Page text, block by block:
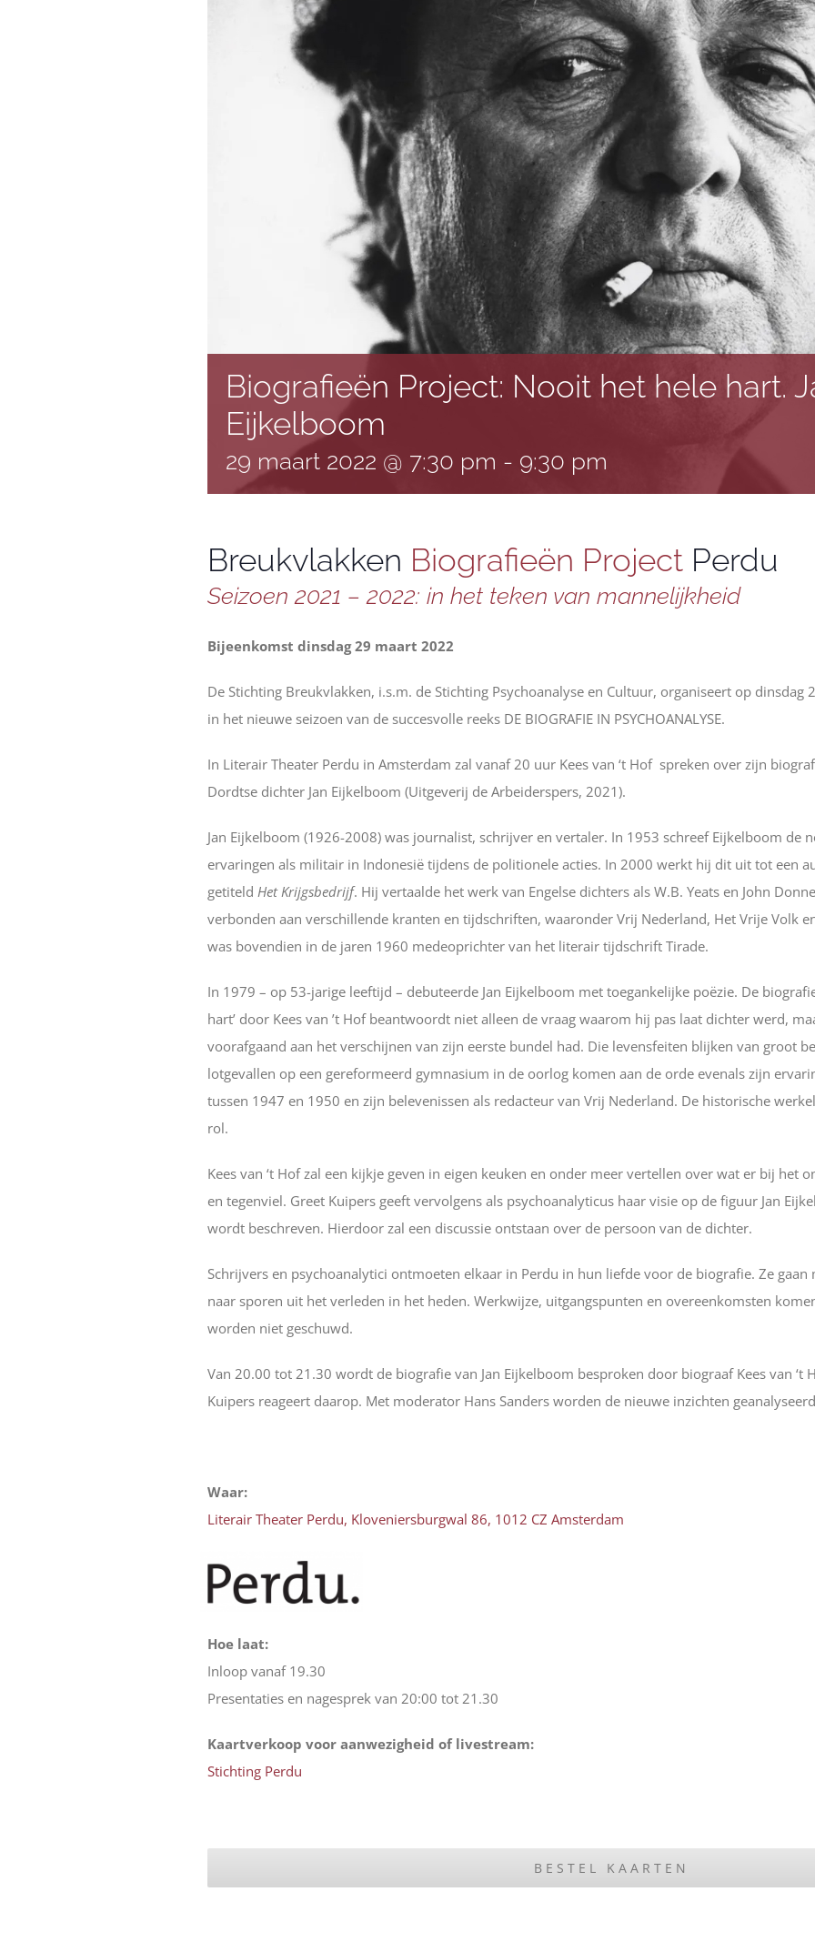
Biografieën Project: Nooit het hele hart.
Eijkelboom
29 maart 2022 @ 7:30 pm - 9:30 pm
Breukvlakken Biografieën Project Perdu
Seizoen 2021 – 2022: in het teken van mannelijkheid
Bijeenkomst dinsdag 29 maart 2022
De Stichting Breukvlakken, i.s.m. de Stichting Psychoanalyse en Cultuur, organiseert op
in het nieuwe seizoen van de succesvolle reeks DE BIOGRAFIE IN PSYCHOANALYSE.
In Literair Theater Perdu in Amsterdam zal vanaf 20 uur Kees van ‘t Hof spreken over zijn
Dordtse dichter Jan Eijkelboom (Uitgeverij de Arbeiderspers, 2021).
Jan Eijkelboom (1926-2008) was journalist, schrijver en vertaler. In 1953 schreef Eijkelboom de
ervaringen als militair in Indonesië tijdens de politionele acties. In 2000 werkt hij dit uit tot een
getiteldHet Krijgsbedrijf. Hij vertaalde het werk van Engelse dichters als W.B. Yeats en John
verbonden aan verschillende kranten en tijdschriften, waaronder Vrij Nederland, Het Vrije Volk
was bovendien in de jaren 1960 medeoprichter van het literair tijdschrift Tirade.
In 1979 – op 53-jarige leeftijd – debuteerde Jan Eijkelboom met toegankelijke poëzie. De
hart’ door Kees van ’t Hof beantwoordt niet alleen de vraag waarom hij pas laat dichter werd,
voorafgaand aan het verschijnen van zijn eerste bundel had. Die levensfeiten blijken van groot
lotgevallen op een gereformeerd gymnasium in de oorlog komen aan de orde evenals zijn
tussen 1947 en 1950 en zijn belevenissen als redacteur van Vrij Nederland. De historische
rol.
Kees van ‘t Hof zal een kijkje geven in eigen keuken en onder meer vertellen over wat er bij het
en tegenviel. Greet Kuipers geeft vervolgens als psychoanalyticus haar visie op de figuur Jan
wordt beschreven. Hierdoor zal een discussie ontstaan over de persoon van de dichter.
Schrijvers en psychoanalytici ontmoeten elkaar in Perdu in hun liefde voor de biografie. Ze gaan
naar sporen uit het verleden in het heden. Werkwijze, uitgangspunten en overeenkomsten
worden niet geschuwd.
Van 20.00 tot 21.30 wordt de biografie van Jan Eijkelboom besproken door biograaf Kees van ‘t
Kuipers reageert daarop. Met moderator Hans Sanders worden de nieuwe inzichten
Waar:
Literair Theater Perdu, Kloveniersburgwal 86, 1012 CZ Amsterdam
Hoe laat:
Inloop vanaf 19.30
Presentaties en nagesprek van 20:00 tot 21.30
Kaartverkoop voor aanwezigheid of livestream:
Stichting Perdu
BESTEL KAARTEN